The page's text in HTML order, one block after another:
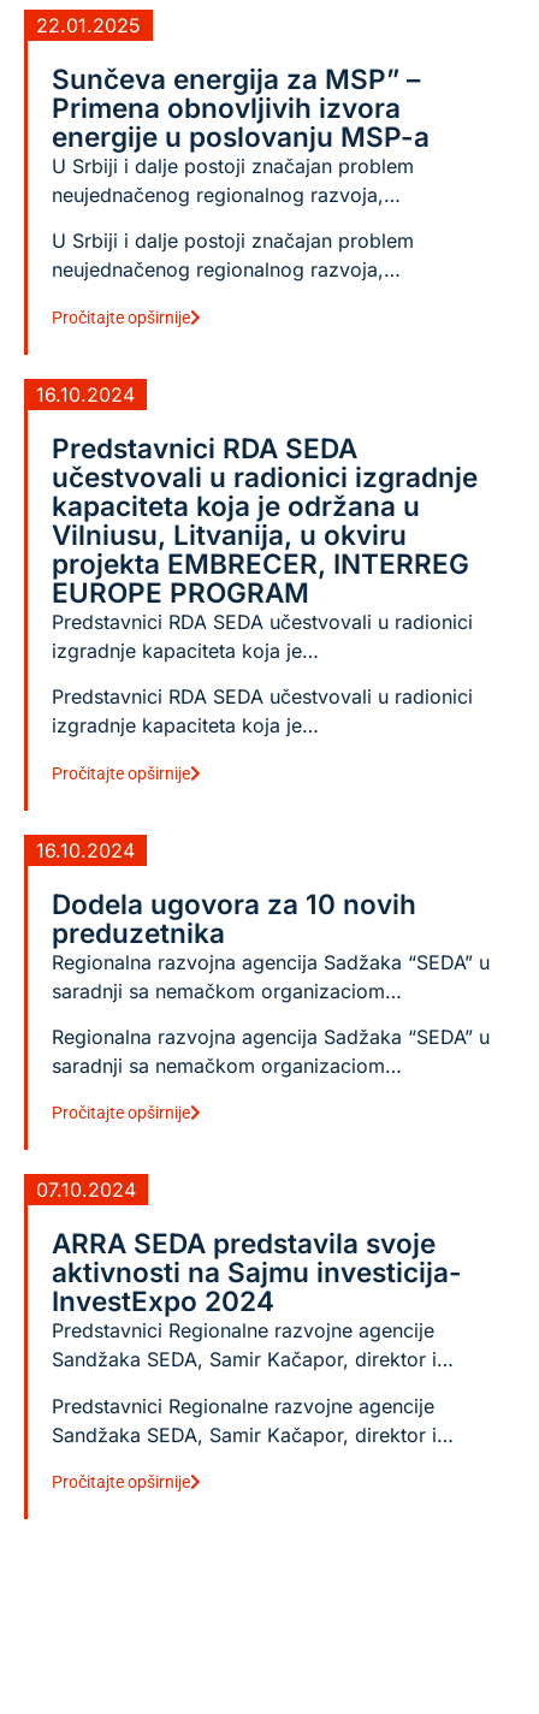
22.01.2025
Sunčeva energija za MSP” –
Primena obnovljivih izvora
energije u poslovanju MSP-a
U Srbiji i dalje postoji značajan problem
neujednačenog regionalnog razvoja,…
U Srbiji i dalje postoji značajan problem
neujednačenog regionalnog razvoja,…
Pročitajte opširnije
16.10.2024
Predstavnici RDA SEDA
učestvovali u radionici izgradnje
kapaciteta koja je održana u
Vilniusu, Litvanija, u okviru
projekta EMBRECER, INTERREG
EUROPE PROGRAM
Predstavnici RDA SEDA učestvovali u radionici
izgradnje kapaciteta koja je…
Predstavnici RDA SEDA učestvovali u radionici
izgradnje kapaciteta koja je…
Pročitajte opširnije
16.10.2024
Dodela ugovora za 10 novih
preduzetnika
Regionalna razvojna agencija Sadžaka “SEDA” u
saradnji sa nemačkom organizaciom…
Regionalna razvojna agencija Sadžaka “SEDA” u
saradnji sa nemačkom organizaciom…
Pročitajte opširnije
07.10.2024
ARRA SEDA predstavila svoje
aktivnosti na Sajmu investicija-
InvestExpo 2024
Predstavnici Regionalne razvojne agencije
Sandžaka SEDA, Samir Kačapor, direktor i…
Predstavnici Regionalne razvojne agencije
Sandžaka SEDA, Samir Kačapor, direktor i…
Pročitajte opširnije